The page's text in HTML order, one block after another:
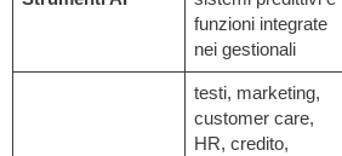
funzioni integrate
nei gestionali
testi, marketing,
customer care,
HR, credito,